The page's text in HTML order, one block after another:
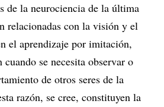
de la neurociencia de la última
relacionadas con la visión y el
el aprendizaje por imitación,
cuando se necesita observar o
de otros seres de la
razón, se cree, constituyen la